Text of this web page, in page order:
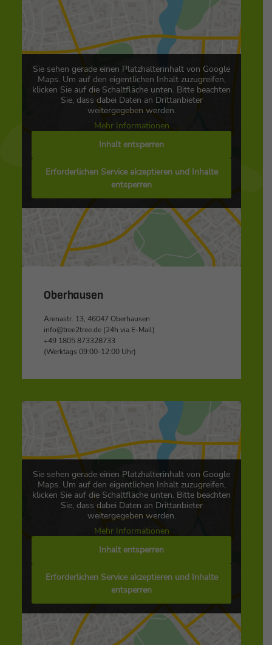
Sie sehen gerade einen Platzhalterinhalt von Google
Maps. Um auf den eigentlichen Inhalt zuzugreifen,
klicken Sie auf die Schaltfläche unten. Bitte beachten
Sie, dass dabei Daten an Drittanbieter
weitergegeben werden.
Mehr Informationen
Inhalt entsperren
Erforderlichen Service akzeptieren und Inhalte
entsperren
Oberhausen
Arenastr. 13, 46047 Oberhausen
info@tree2tree.de (24h via E-Mail)
+49 1805 873328733
(Werktags 09:00-12:00 Uhr)
Sie sehen gerade einen Platzhalterinhalt von Google
Maps. Um auf den eigentlichen Inhalt zuzugreifen,
klicken Sie auf die Schaltfläche unten. Bitte beachten
Sie, dass dabei Daten an Drittanbieter
weitergegeben werden.
Mehr Informationen
Inhalt entsperren
Erforderlichen Service akzeptieren und Inhalte
entsperren